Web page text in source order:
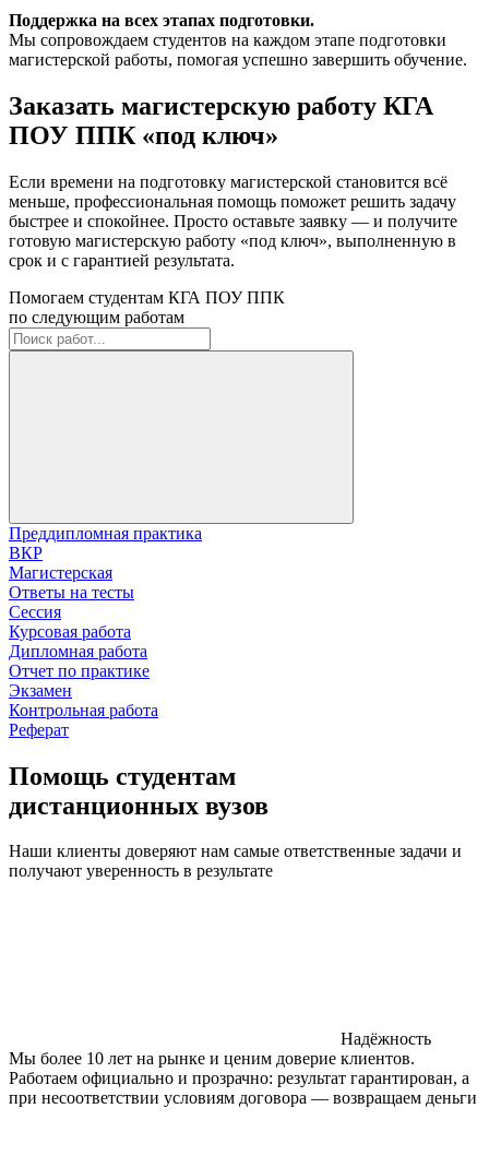
Поддержка на всех этапах подготовки.
Мы сопровождаем студентов на каждом этапе подготовки
магистерской работы, помогая успешно завершить обучение.
Заказать магистерскую работу КГА
ПОУ ППК «под ключ»
Если времени на подготовку магистерской становится всё
меньше, профессиональная помощь поможет решить задачу
быстрее и спокойнее. Просто оставьте заявку — и получите
готовую магистерскую работу «под ключ», выполненную в
срок и с гарантией результата.
Помогаем студентам КГА ПОУ ППК
по следующим работам
Преддипломная практика
ВКР
Магистерская
Ответы на тесты
Сессия
Курсовая работа
Дипломная работа
Отчет по практике
Экзамен
Контрольная работа
Реферат
Помощь студентам
дистанционных вузов
Наши клиенты доверяют нам самые ответственные задачи и
получают уверенность в результате
Надёжность
Мы более 10 лет на рынке и ценим доверие клиентов.
Работаем официально и прозрачно: результат гарантирован, а
при несоответствии условиям договора — возвращаем деньги